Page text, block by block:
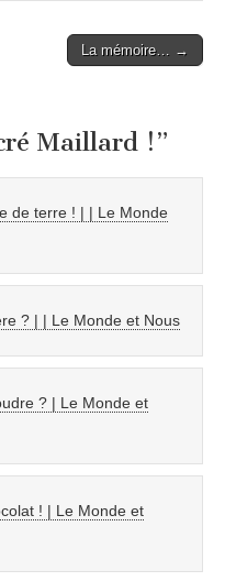
La mémoire… →
Maillard !”
de terre ! | | Le Monde
? | | Le Monde et Nous
? | Le Monde et
! | Le Monde et